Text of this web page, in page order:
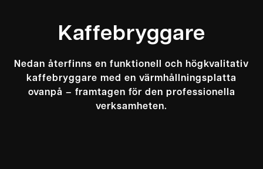
Kaffebryggare
Nedan återfinns en funktionell och högkvalitativ
kaffebryggare med en värmhållningsplatta
ovanpå – framtagen för den professionella
verksamheten.